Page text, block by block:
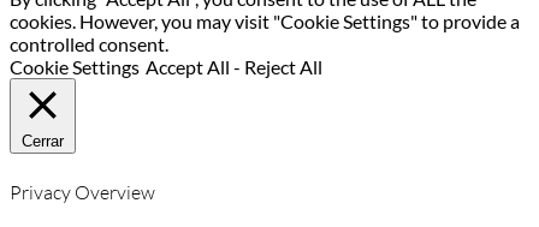
cookies. However, you may visit "Cookie Settings" to provide a
controlled consent.
Cookie Settings Accept All - Reject All
Cerrar
Privacy Overview